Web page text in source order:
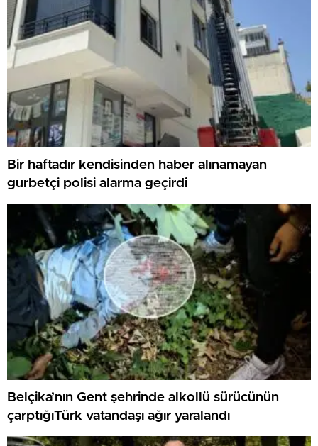
Bir haftadır kendisinden haber alınamayan
gurbetçi polisi alarma geçirdi
Belçika’nın Gent şehrinde alkollü sürücünün
çarptığıTürk vatandaşı ağır yaralandı